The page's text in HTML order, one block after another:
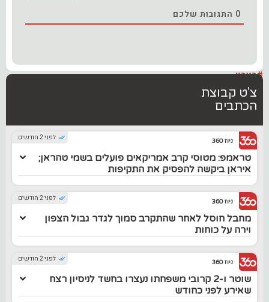
0 התגובות שלכם
#בארץ
צ'ט קבוצת
הכתבים
לפני 2 חודשים ניוז 360
טראמפ: מטוסי קרב אמריקאים פועלים בשמי טהראן;
איראן ביקשה להפסיק את התקיפות
לפני 2 חודשים ניוז 360
מחבל חוסל לאחר שהתקרב סמוך לגדר גבול הצפון
וירה על כוחות
לפני 2 חודשים ניוז 360
שוטר ו-2 קרובי משפחתו נעצרו בחשד לניסיון רצח
שאירע לפני כחודש